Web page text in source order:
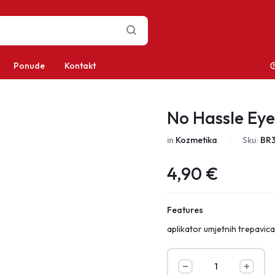
Ponude Kontakt
No Hassle
in Kozmetika Sku:
4,90 €
Features
aplikator umjetnih trepavica